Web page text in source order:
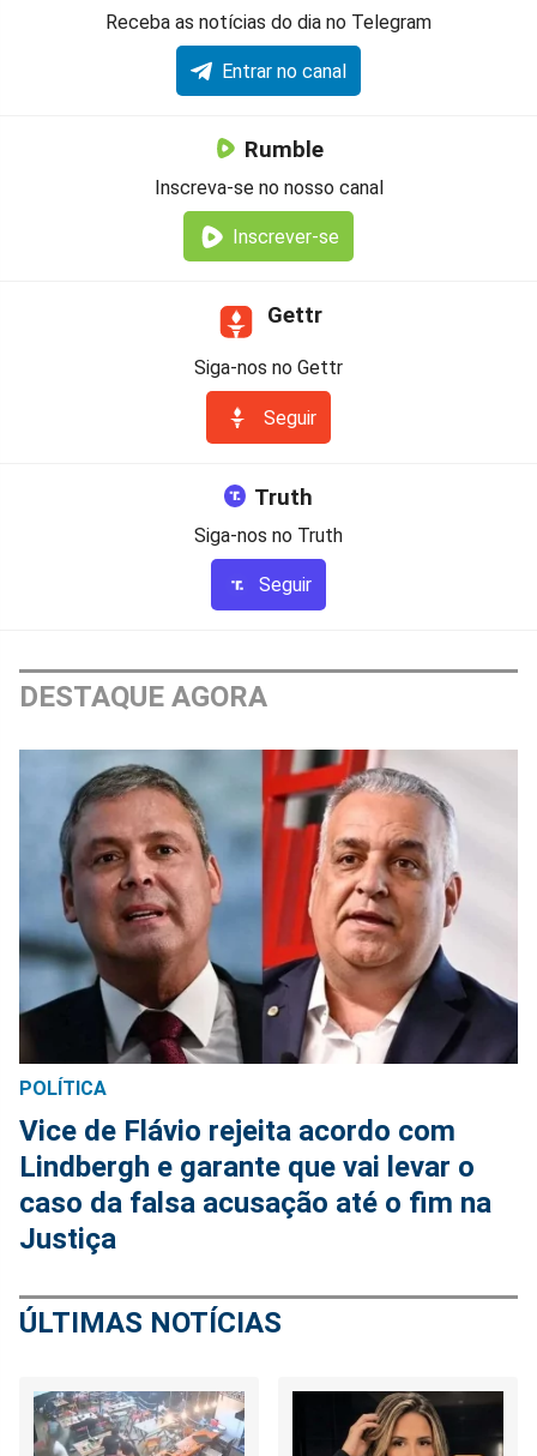
Receba as notícias do dia no Telegram
Entrar no canal
Rumble
Inscreva-se no nosso canal
Inscrever-se
Gettr
Siga-nos no Gettr
Seguir
Truth
Siga-nos no Truth
Seguir
DESTAQUE AGORA
POLÍTICA
Vice de Flávio rejeita acordo com
Lindbergh e garante que vai levar o
caso da falsa acusação até o fim na
Justiça
ÚLTIMAS NOTÍCIAS